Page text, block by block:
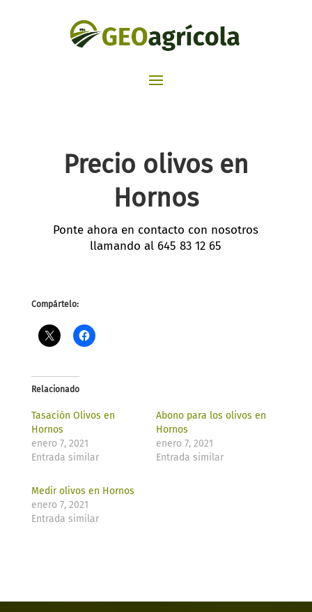
Precio olivos en
Hornos
Ponte ahora en contacto con nosotros
llamando al 645 83 12 65
Compártelo:
Relacionado
Tasación Olivos en
Hornos
enero 7, 2021
Entrada similar
Abono para los olivos en
Hornos
enero 7, 2021
Entrada similar
Medir olivos en Hornos
enero 7, 2021
Entrada similar